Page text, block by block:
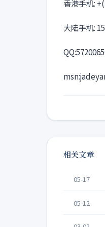
香港手机:
大陆手机:
相关文章
05-17
05-12